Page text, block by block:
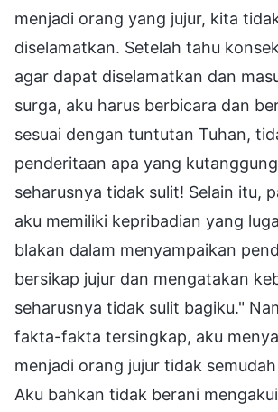
menjadi orang yang jujur, kita
diselamatkan. Setelah tahu
agar dapat diselamatkan dan
surga, aku harus berbicara dan
sesuai dengan tuntutan Tuhan,
penderitaan apa yang
seharusnya tidak sulit! Selain itu,
aku memiliki kepribadian yang
blakan dalam menyampaikan
bersikap jujur dan mengatakan
seharusnya tidak sulit bagiku."
fakta-fakta tersingkap, aku
menjadi orang jujur tidak
Aku bahkan tidak berani